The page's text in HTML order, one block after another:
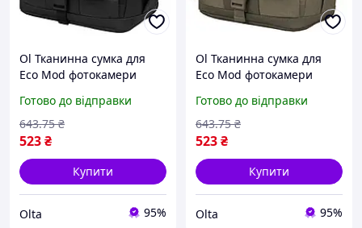
Ol Тканинна сумка для
Eco Mod фотокамери
для цифрової дзеркальної
фотокамери TOP22-G
Готово до відправки
523₴
643.75 ₴
Купити
Olta 95%
Ol Тканинна сумка для
Eco Mod фотокамери
цифрової дзеркальної
фотокамери та захис
TOP22-G
Готово до відправки
523₴
643.75 ₴
Купити
Olta 95%